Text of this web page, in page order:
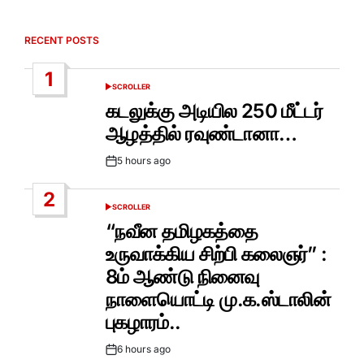
RECENT POSTS
1
POSTED
SCROLLER
கடலுக்கு அடியில 250 மீட்டர்
ஆழத்தில் ரவுண்டானா…
Post5 hours ago
2
POSTED
SCROLLER
“நவீன தமிழகத்தை
உருவாக்கிய சிற்பி கலைஞர்” :
8ம் ஆண்டு நினைவு
நாளையொட்டி மு.க.ஸ்டாலின்
புகழாரம்..
Post6 hours ago